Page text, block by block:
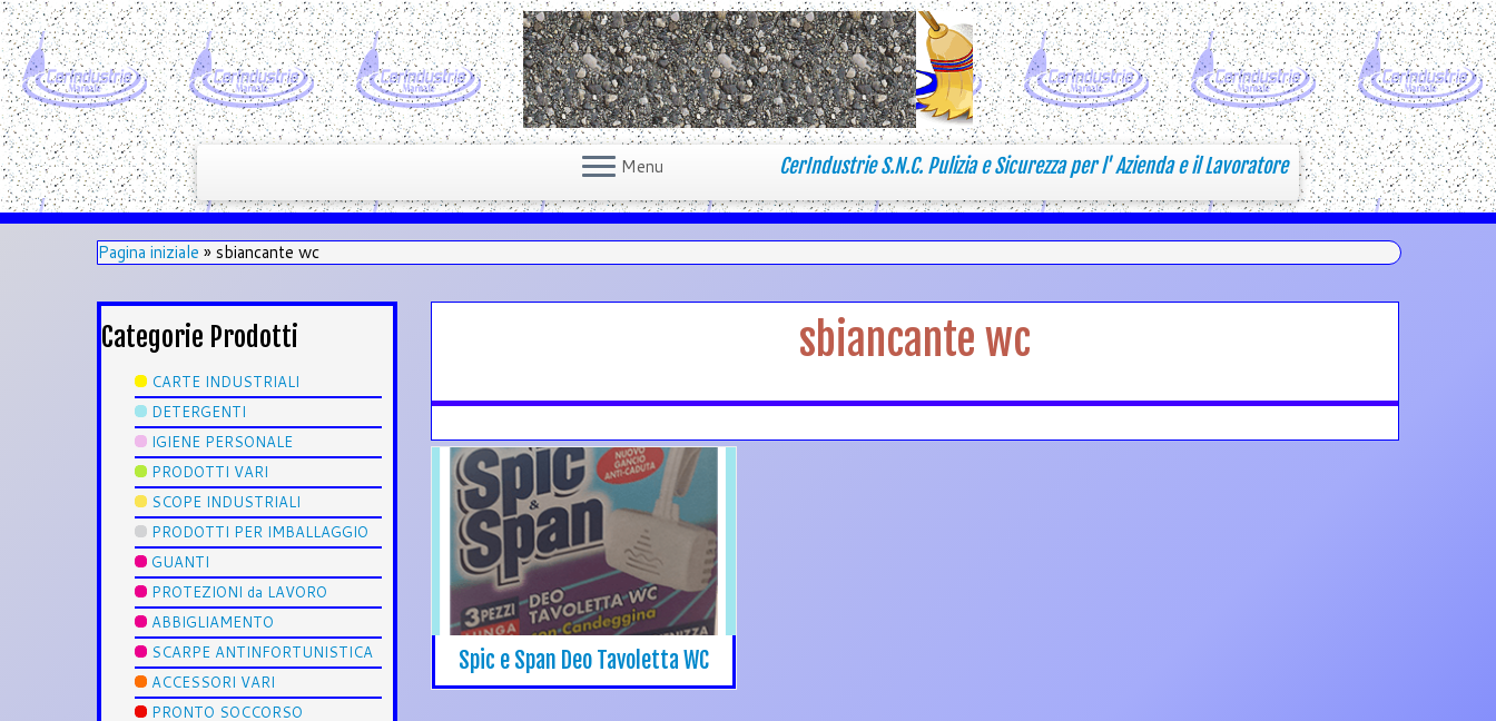
CerIndustrie S.N.C. Pulizia e Sicurezza per l' Azienda e il Lavoratore
Menu
Pagina iniziale » sbiancante wc
Categorie Prodotti
CARTE INDUSTRIALI
DETERGENTI
IGIENE PERSONALE
PRODOTTI VARI
SCOPE INDUSTRIALI
PRODOTTI PER IMBALLAGGIO
GUANTI
PROTEZIONI da LAVORO
ABBIGLIAMENTO
SCARPE ANTINFORTUNISTICA
ACCESSORI VARI
PRONTO SOCCORSO
sbiancante wc
Spic e Span Deo Tavoletta WC